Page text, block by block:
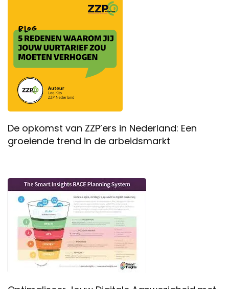
De opkomst van ZZP’ers in Nederland: Een
groeiende trend in de arbeidsmarkt